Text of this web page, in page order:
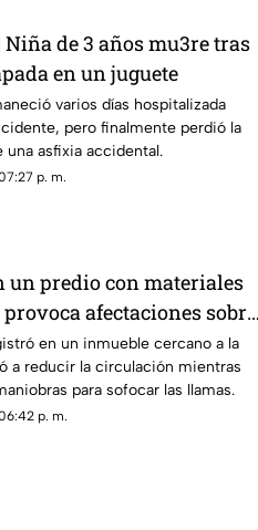
Niña de 3 años mu3re tras
en un juguete
varios días hospitalizada
pero finalmente perdió la
una asfixia accidental.
p. m.
un predio con materiales
afectaciones sobre
57 en un inmueble cercano a la
a reducir la circulación mientras
para sofocar las llamas.
p. m.